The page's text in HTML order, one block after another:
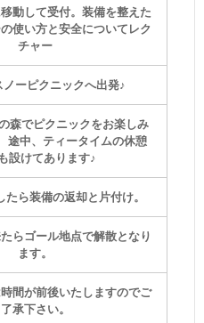
動して受付。装備を整えた
使い方と安全についてレク
チャー
ノーピクニックへ出発♪
森でピクニックをお楽しみ
途中、ティータイムの休憩
設けてあります♪
たら装備の返却と片付け。
らゴール地点で解散となり
ます。
間が前後いたしますのでご
了承下さい。